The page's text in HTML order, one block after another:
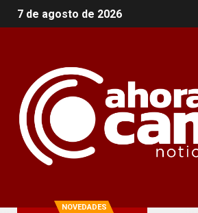
7 de agosto de 2026
NOVEDADES